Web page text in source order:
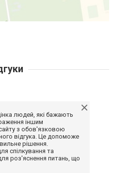
людей, які бажають
іншим
з обов'язковою
відгука. Це допоможе
рішення.
спілкування та
роз'яснення питань, що